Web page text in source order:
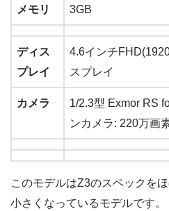
メモリ 3GB
ディス
プレイ
4.6インチ
スプレイ
カメラ
1/2.3型 Exmor RS
ンカメラ: 220万画
このモデルはZ3のスペックを
小さくなっているモデルです